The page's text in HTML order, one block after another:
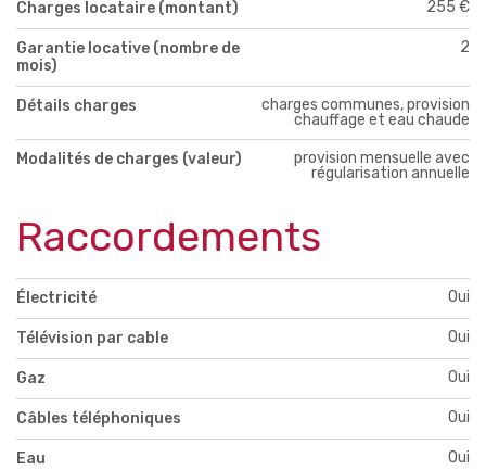
Charges locataire (montant) 255 €
Garantie locative (nombre de
mois)
2
Détails charges
charges communes, provision
chauffage et eau chaude
Modalités de charges (valeur)
provision mensuelle avec
régularisation annuelle
Raccordements
Électricité Oui
Télévision par cable Oui
Gaz Oui
Câbles téléphoniques Oui
Eau Oui